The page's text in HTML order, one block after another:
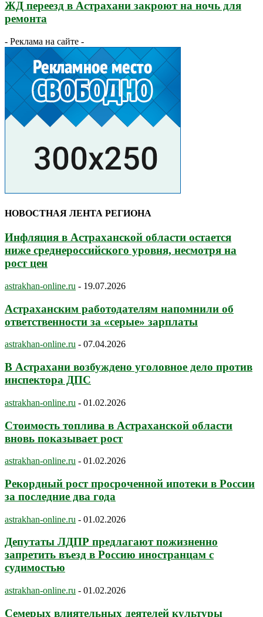
ЖД переезд в Астрахани закроют на ночь для
ремонта
- Реклама на сайте -
НОВОСТНАЯ ЛЕНТА РЕГИОНА
Инфляция в Астраханской области остается
ниже среднероссийского уровня, несмотря на
рост цен
astrakhan-online.ru - 19.07.2026
Астраханским работодателям напомнили об
ответственности за «серые» зарплаты
astrakhan-online.ru - 07.04.2026
В Астрахани возбуждено уголовное дело против
инспектора ДПС
astrakhan-online.ru - 01.02.2026
Стоимость топлива в Астраханской области
вновь показывает рост
astrakhan-online.ru - 01.02.2026
Рекордный рост просроченной ипотеки в России
за последние два года
astrakhan-online.ru - 01.02.2026
Депутаты ЛДПР предлагают пожизненно
запретить въезд в Россию иностранцам с
судимостью
astrakhan-online.ru - 01.02.2026
Семерых влиятельных деятелей культуры